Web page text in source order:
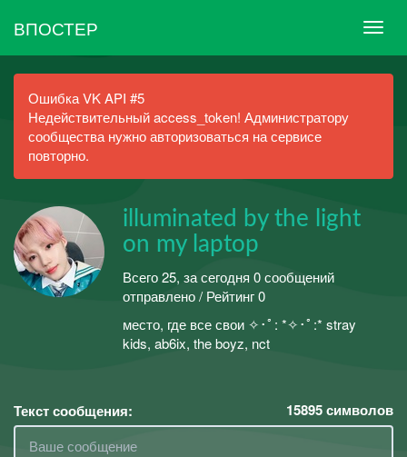
ВПОСТЕР
Ошибка VK API #5
Недействительный access_token! Администратору
сообщества нужно авторизоваться на сервисе
повторно.
illuminated by the light
on my laptop
Всего 25, за сегодня 0 сообщений
отправлено / Рейтинг 0
место, где все свои ✧･ﾟ: *✧･ﾟ:* stray
kids, ab6ix, the boyz, nct
Текст сообщения: 15895символов